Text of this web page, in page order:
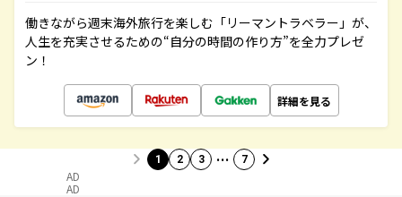
働きながら週末海外旅行を楽しむ「リーマントラベラー」が、
人生を充実させるための“自分の時間の作り方”を全力プレゼ
ン！
詳細を見る
1 2 3 … 7
AD
AD